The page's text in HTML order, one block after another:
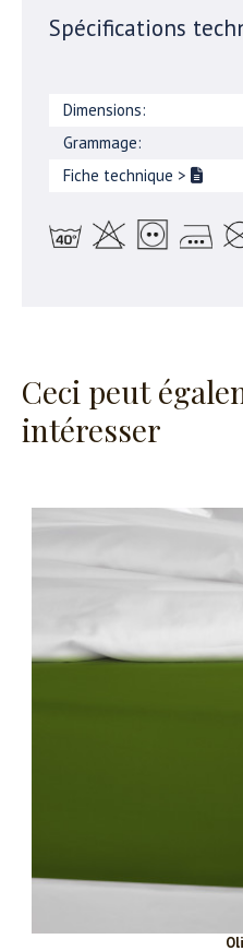
Spécifications
Dimensions:
Grammage:
Fiche technique >
Ceci peut
intéresser